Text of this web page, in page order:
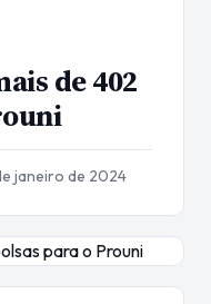
de 402
janeiro de 2024